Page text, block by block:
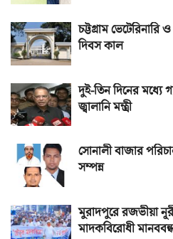
চট্টগ্রাম ভেটেরিনারি
দিবস কাল
দুই-তিন দিনের মধ্যে
জ্বালানি মন্ত্রী
সোনালী বাজার
সম্পন্ন
মুরাদপুরে রজভীয়া
মাদকবিরোধী